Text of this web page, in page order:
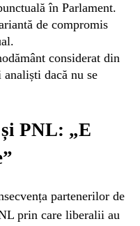
în Parlament.
de compromis
considerat din
dacă nu se
PNL: „E
partenerilor de
prin care liberalii au